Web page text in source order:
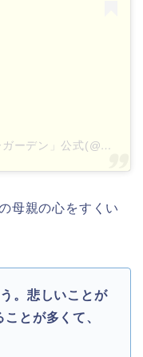
「劇場版 ヴァイオレット・エヴァーガーデン」公式(@violetevergarden_movie)がシェアした投稿
母親の心をすくい
。悲しいことが
とが多くて、